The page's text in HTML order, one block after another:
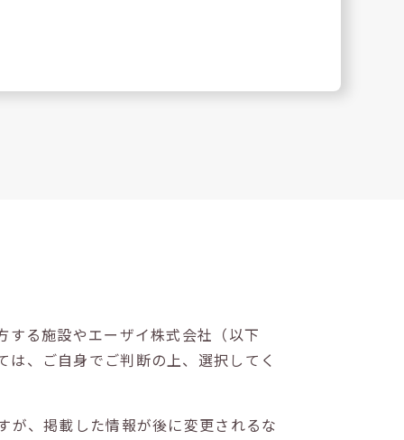
る施設やエーザイ株式会社（以下
、ご自身でご判断の上、選択してく
が、掲載した情報が後に変更されるな